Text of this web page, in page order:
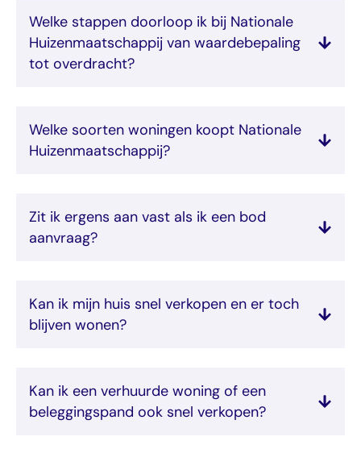
Welke stappen doorloop ik bij Nationale
Huizenmaatschappij van waardebepaling
tot overdracht?
Welke soorten woningen koopt Nationale
Huizenmaatschappij?
Zit ik ergens aan vast als ik een bod
aanvraag?
Kan ik mijn huis snel verkopen en er toch
blijven wonen?
Kan ik een verhuurde woning of een
beleggingspand ook snel verkopen?